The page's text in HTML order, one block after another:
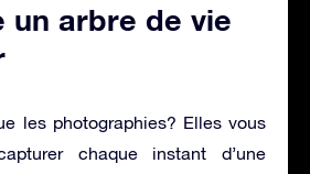
un arbre de vie
les photographies? Elles vous
chaque instant d’une